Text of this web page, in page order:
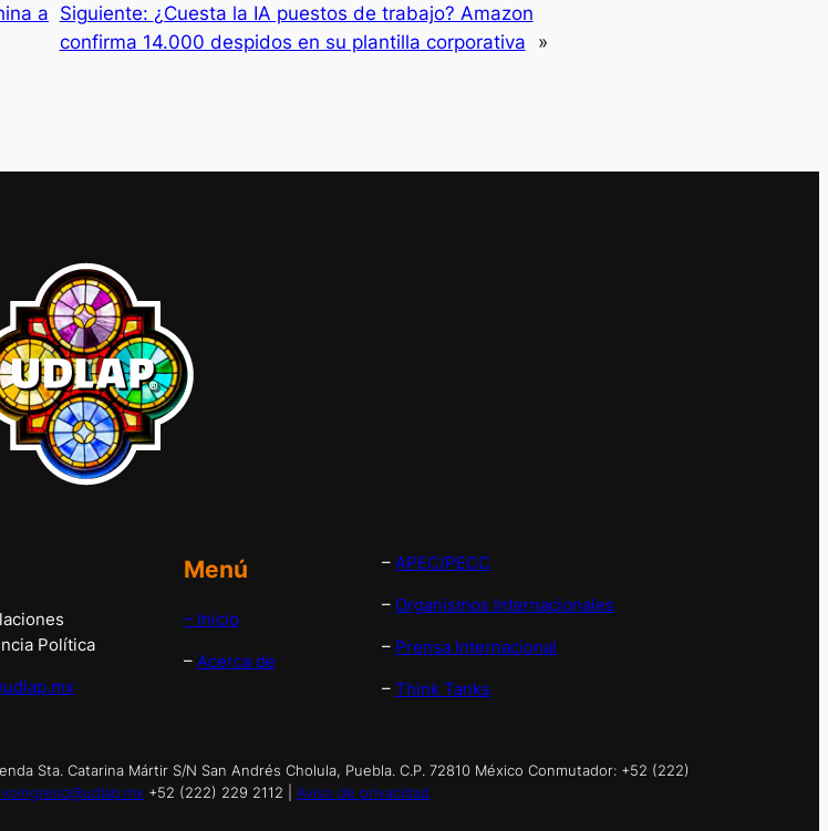
a
Siguiente: ¿Cuesta la IA puestos de trabajo? Amazon
confirma 14.000 despidos en su plantilla corporativa
»
Política
Menú
– Inicio
– Acerca de
– APEC/PECC
– Organismos Internacionales
– Prensa Internacional
– Think Tanks
Sta. Catarina Mártir S/N San Andrés Cholula, Puebla. C.P. 72810 México Conmutador: +52 (222)
+52 (222) 229 2112 | Aviso de privacidad